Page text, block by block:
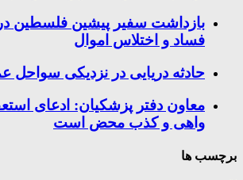
بازداشت سفیر پیشین فلسطین در
فساد و اختلاس اموال
حادثه دریایی در نزدیکی سواحل
معاون دفتر پزشکیان: ادعای
واهی و کذب محض است
برچسب ها